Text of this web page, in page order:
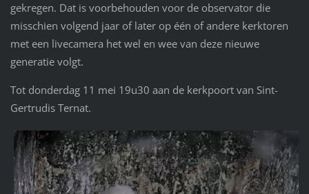
gekregen. Dat is voorbehouden voor de observator die
misschien volgend jaar of later op één of andere kerktoren
met een livecamera het wel en wee van deze nieuwe
generatie volgt.
Tot donderdag 11 mei 19u30 aan de kerkpoort van Sint-
Gertrudis Ternat.